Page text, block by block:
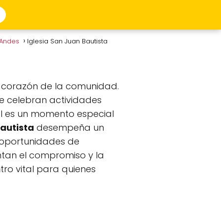
Iglesia San Juan Bautista
de la comunidad.
celebran actividades
es un momento especial
desempeña un
de
el compromiso y la
vital para quienes